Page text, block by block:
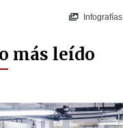
Infografías
más leído